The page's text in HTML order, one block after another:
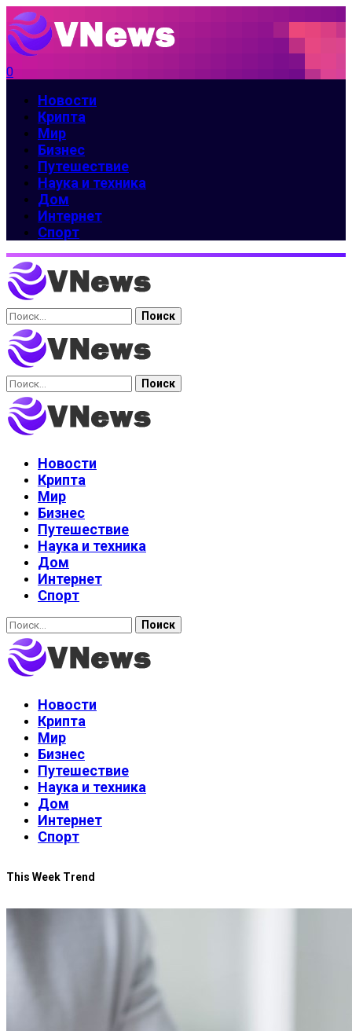
0
Новости
Крипта
Мир
Бизнес
Путешествие
Наука и техника
Дом
Интернет
Спорт
Найти:
Найти:
Новости
Крипта
Мир
Бизнес
Путешествие
Наука и техника
Дом
Интернет
Спорт
Найти:
Новости
Крипта
Мир
Бизнес
Путешествие
Наука и техника
Дом
Интернет
Спорт
This Week Trend